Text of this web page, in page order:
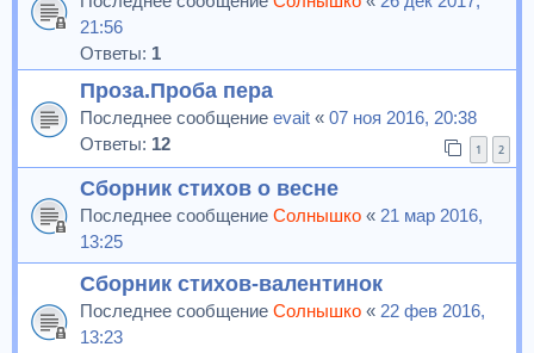
21:56
Ответы: 1
Проза.Проба пера
Последнее сообщение evait « 07 ноя 2016, 20:38
Ответы: 12 1 2
Сборник стихов о весне
Последнее сообщение Солнышко « 21 мар 2016,
13:25
Сборник стихов-валентинок
Последнее сообщение Солнышко « 22 фев 2016,
13:23